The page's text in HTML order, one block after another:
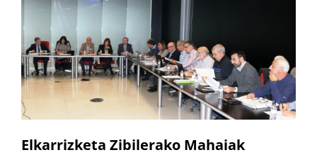
Elkarrizketa Zibilerako Mahaiak